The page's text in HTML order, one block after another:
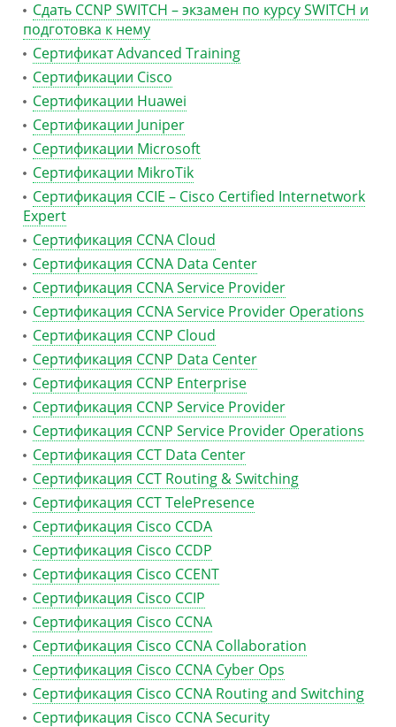
Сдать CCNP SWITCH – экзамен по курсу SWITCH и
подготовка к нему
Сертификат Advanced Training
Сертификации Cisco
Сертификации Huawei
Сертификации Juniper
Сертификации Microsoft
Сертификации MikroTik
Сертификация CCIE – Cisco Certified Internetwork
Expert
Сертификация CCNA Cloud
Сертификация CCNA Data Center
Сертификация CCNA Service Provider
Сертификация CCNA Service Provider Operations
Сертификация CCNP Cloud
Сертификация CCNP Data Center
Сертификация CCNP Enterprise
Сертификация CCNP Service Provider
Сертификация CCNP Service Provider Operations
Сертификация CCT Data Center
Сертификация CCT Routing & Switching
Сертификация CCT TelePresence
Сертификация Cisco CCDA
Сертификация Cisco CCDP
Сертификация Cisco CCENT
Сертификация Cisco CCIP
Сертификация Cisco CCNA
Сертификация Cisco CCNA Collaboration
Сертификация Cisco CCNA Cyber Ops
Сертификация Cisco CCNA Routing and Switching
Сертификация Cisco CCNA Security